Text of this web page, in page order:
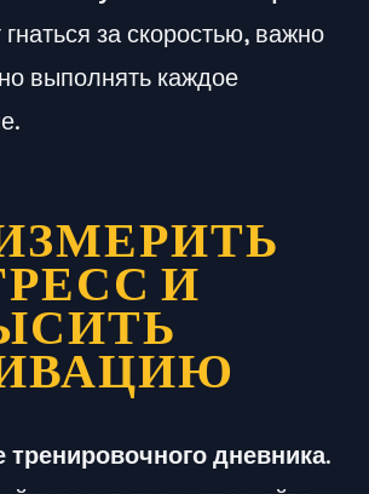
за скоростью, важно
выполнять каждое
И
тренировочного дневника.